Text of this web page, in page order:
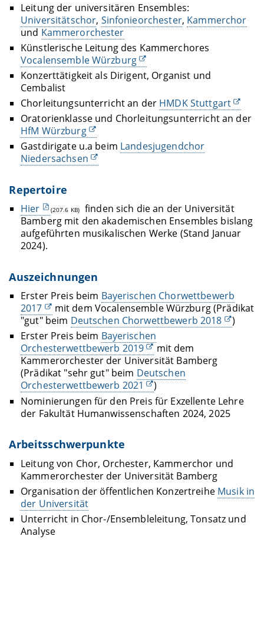
Leitung der universitären Ensembles:
Universitätschor, Sinfonieorchester, Kammerchor
und Kammerorchester
Künstlerische Leitung des Kammerchores
Vocalensemble Würzburg
Konzerttätigkeit als Dirigent, Organist und
Cembalist
Chorleitungsunterricht an der HMDK Stuttgart
Oratorienklasse und Chorleitungsunterricht an der
HfM Würzburg
Gastdirigate u.a beim Landesjugendchor
Niedersachsen
Repertoire
Hier (207.6 KB)
finden sich die an der Universität
Bamberg mit den akademischen Ensembles bislang
aufgeführten musikalischen Werke (Stand Januar
2024).
Auszeichnungen
Erster Preis beim Bayerischen Chorwettbewerb
2017
mit dem Vocalensemble Würzburg (Prädikat
"gut" beim Deutschen Chorwettbewerb 2018
)
Erster Preis beim Bayerischen
Orchesterwettbewerb 2019
mit dem
Kammerorchester der Universität Bamberg
(Prädikat "sehr gut" beim Deutschen
Orchesterwettbewerb 2021
)
Nominierungen für den Preis für Exzellente Lehre
der Fakultät Humanwissenschaften 2024, 2025
Arbeitsschwerpunkte
Leitung von Chor, Orchester, Kammerchor und
Kammerorchester der Universität Bamberg
Organisation der öffentlichen Konzertreihe Musik in
der Universität
Unterricht in Chor-/Ensembleleitung, Tonsatz und
Analyse